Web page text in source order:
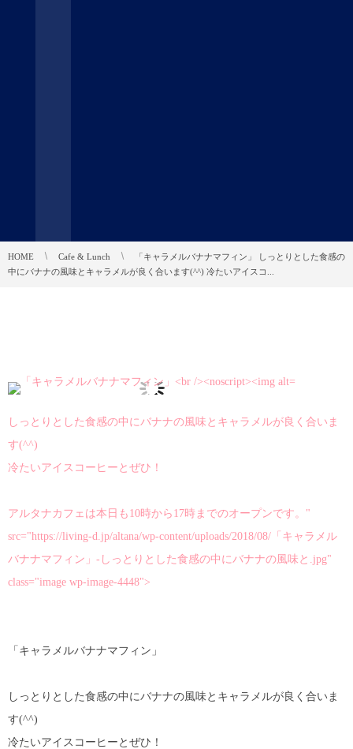
HOME Cafe & Lunch
「キャラメルバナナマフィン」 しっとりとした食感の
中にバナナの風味とキャラメルが良く合います(^^) 冷たいアイスコ...
しっとりとした食感の中にバナナの風味とキャラメルが良く合いま
す(^^)
冷たいアイスコーヒーとぜひ！
アルタナカフェは本日も10時から17時までのオープンです。"
src="https://living-d.jp/altana/wp-content/uploads/2018/08/「キャラメル
バナナマフィン」-しっとりとした食感の中にバナナの風味と.jpg"
class="image wp-image-4448">
「キャラメルバナナマフィン」
しっとりとした食感の中にバナナの風味とキャラメルが良く合いま
す(^^)
冷たいアイスコーヒーとぜひ！